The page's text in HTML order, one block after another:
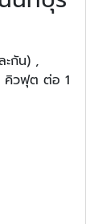
กัน) ,
วฟุต ต่อ 1